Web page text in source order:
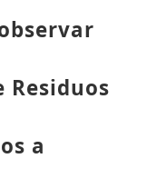
Residuos
a